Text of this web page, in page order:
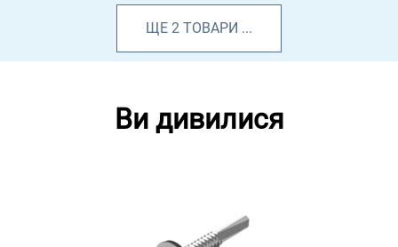
ЩЕ 2 ТОВАРИ ...
Ви дивилися